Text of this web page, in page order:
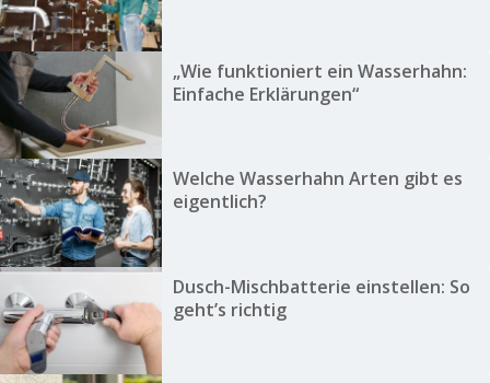
„Wie funktioniert ein Wasserhahn:
Einfache Erklärungen“
Welche Wasserhahn Arten gibt es
eigentlich?
Dusch-Mischbatterie einstellen: So
geht’s richtig